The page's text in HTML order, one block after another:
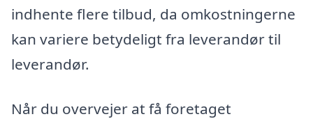
indhente flere tilbud, da omkostningerne
kan variere betydeligt fra leverandør til
leverandør.
Når du overvejer at få foretaget